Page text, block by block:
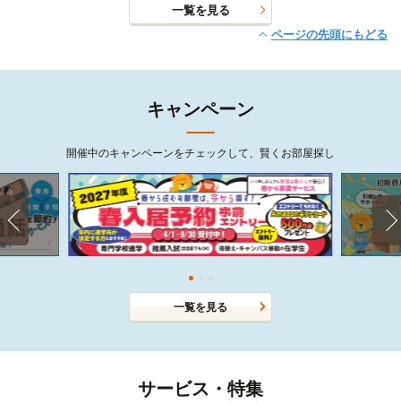
一覧を見る
ページの先頭にもどる
キャンペーン
開催中のキャンペーンをチェックして、賢くお部屋探し
一覧を見る
サービス・特集